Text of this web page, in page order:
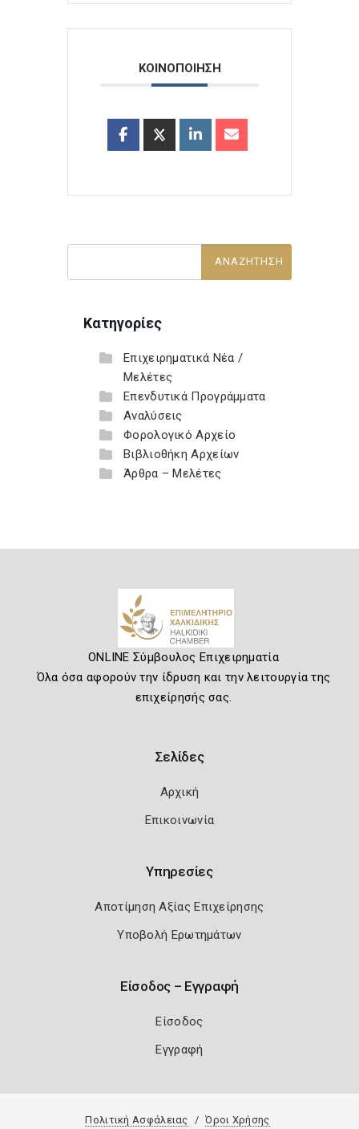
ΚΟΙΝΟΠΟΙΗΣΗ
Κατηγορίες
Επιχειρηματικά Νέα /
Μελέτες
Επενδυτικά Προγράμματα
Αναλύσεις
Φορολογικό Αρχείο
Βιβλιοθήκη Αρχείων
Άρθρα – Μελέτες
ONLINE Σύμβουλος Επιχειρηματία
Όλα όσα αφορούν την ίδρυση και την λειτουργία της
επιχείρησής σας.
Σελίδες
Αρχική
Επικοινωνία
Υπηρεσίες
Αποτίμηση Αξίας Επιχείρησης
Υποβολή Ερωτημάτων
Είσοδος – Εγγραφή
Είσοδος
Εγγραφή
Πολιτική Ασφάλειας Όροι Χρήσης